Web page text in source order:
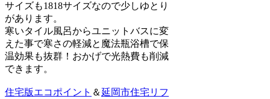
サイズも1818サイズなので少しゆとり
があります。
寒いタイル風呂からユニットバスに変
えた事で寒さの軽減と魔法瓶浴槽で保
温効果も抜群！おかげで光熱費も削減
できます。
住宅版エコポイント ＆延岡市住宅リフ